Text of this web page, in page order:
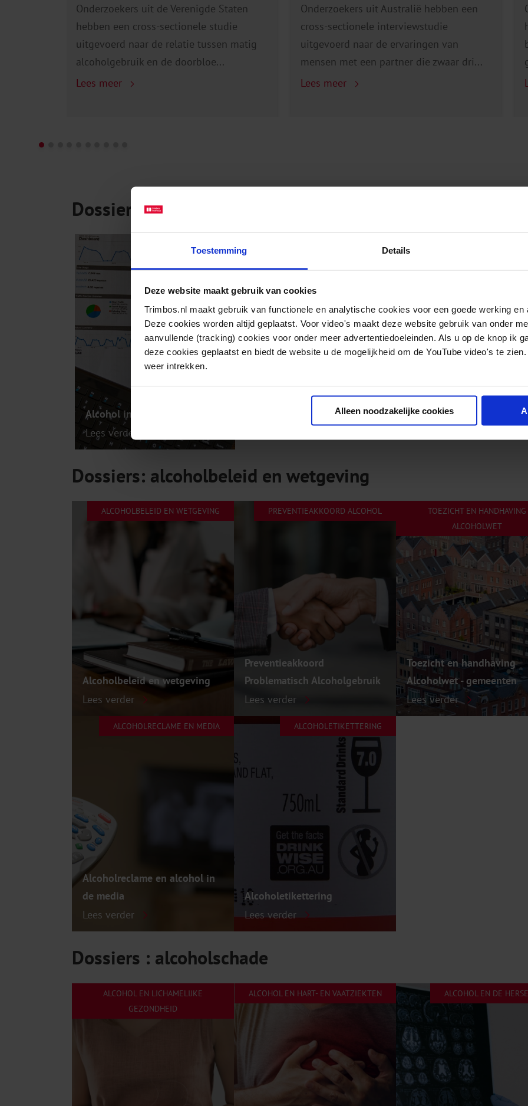
Toestemming Details
Deze website maakt gebruik van cookies
Trimbos.nl maakt gebruik van functionele en analytische cookies voor een goede werking en
Deze cookies worden altijd geplaatst. Voor video's maakt deze website gebruik van onder
aanvullende (tracking) cookies voor onder meer advertentiedoeleinden. Als u op de knop ik
deze cookies geplaatst en biedt de website u de mogelijkheid om de YouTube video's te
weer intrekken.
Alleen noodzakelijke cookies
Onderzoekers uit de Verenigde Staten
hebben een cross-sectionele studie
uitgevoerd naar de relatie tussen matig
alcoholgebruik en de doorbloe...
Lees meer
Onderzoekers uit Australië hebben een
cross-sectionele interviewstudie
uitgevoerd naar de ervaringen van
mensen met een partner die zwaar dri...
Lees meer
Dossiers: cijfers over alcoholgebruik
Alcohol in cijfers
Lees verder
Dossiers: alcoholbeleid en wetgeving
ALCOHOLBELEID EN WETGEVING
Alcoholbeleid en wetgeving
Lees verder
ALCOHOLRECLAME EN MEDIA
Alcoholreclame en alcohol in
de media
Lees verder
PREVENTIEAKKOORD ALCOHOL
Preventieakkoord
Problematisch Alcoholgebruik
Lees verder
ALCOHOLETIKETTERING
Alcoholetikettering
Lees verder
TOEZICHT EN HANDHAVING
ALCOHOLWET
Toezicht en handhaving
Alcoholwet - gemeenten
Lees verder
Dossiers : alcoholschade
ALCOHOL EN LICHAMELIJKE
GEZONDHEID
ALCOHOL EN HART- EN VAATZIEKTEN ALCOHOL EN DE